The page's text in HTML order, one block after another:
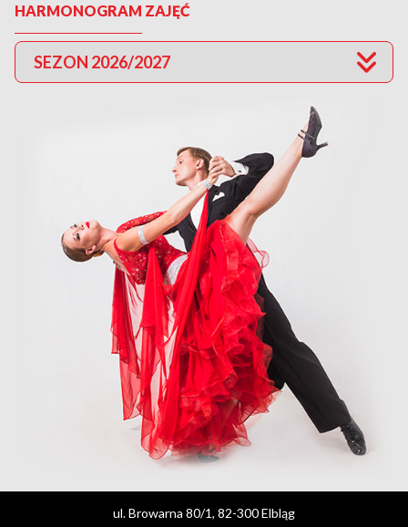
HARMONOGRAM ZAJĘĆ
SEZON 2026/2027
ul. Browarna 80/1, 82-300 Elbląg